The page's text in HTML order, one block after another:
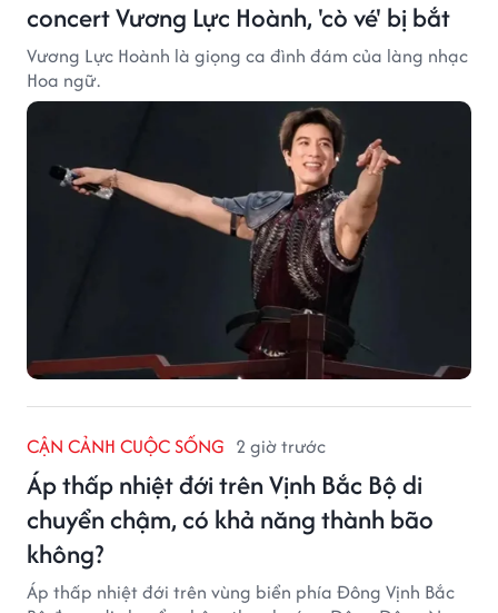
concert Vương Lực Hoành, 'cò vé' bị bắt
Vương Lực Hoành là giọng ca đình đám của làng nhạc
Hoa ngữ.
CẬN CẢNH CUỘC SỐNG 2 giờ trước
Áp thấp nhiệt đới trên Vịnh Bắc Bộ di
chuyển chậm, có khả năng thành bão
không?
Áp thấp nhiệt đới trên vùng biển phía Đông Vịnh Bắc